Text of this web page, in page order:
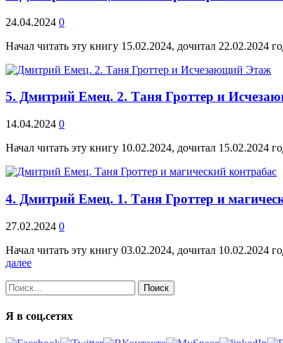
24.04.2024 0
Начал читать эту книгу 15.02.2024, дочитал 22.02.2024
5. Дмитрий Емец. 2. Таня Гроттер и
14.04.2024 0
Начал читать эту книгу 10.02.2024, дочитал
4. Дмитрий Емец. 1. Таня Гроттер и
27.02.2024 0
Начал читать эту книгу 03.02.2024, дочитал 10.02.2024
далее
Найти:
Я в соц.сетях